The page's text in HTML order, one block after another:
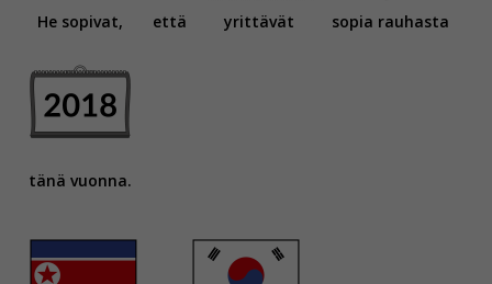
He sopivat, että yrittävät sopia rauhasta
tänä vuonna.